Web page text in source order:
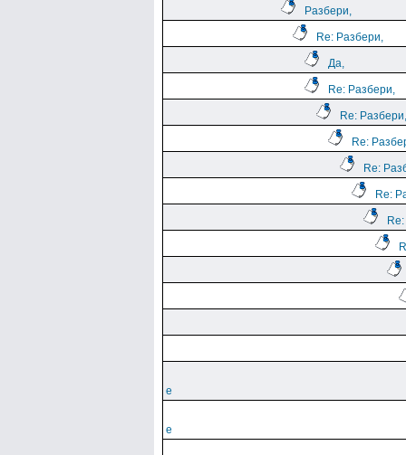
Разбери,
Re: Разбери,
Да,
Re: Разбери,
Re: Разбери,
Re:
Re:
Re:
е
е